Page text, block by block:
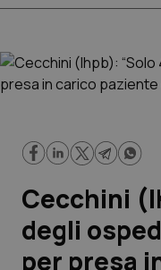
Governo e
Regioni e Asl
Lavoro e
Cecchini
degli
per presa